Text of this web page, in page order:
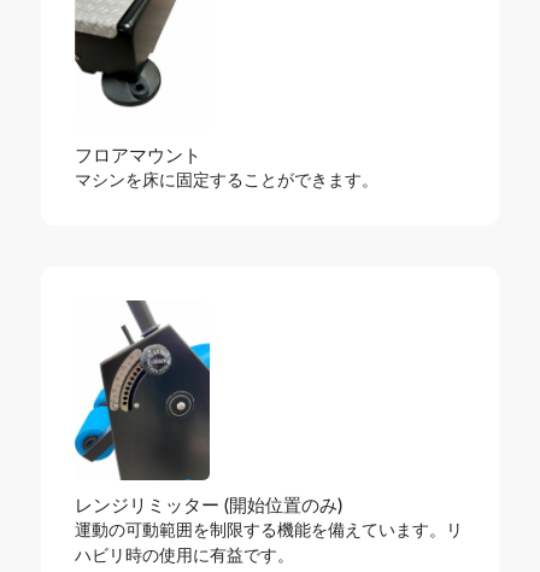
フロアマウント
マシンを床に固定することができます。
レンジリミッター (開始位置のみ)
運動の可動範囲を制限する機能を備えています。リ
ハビリ時の使用に有益です。